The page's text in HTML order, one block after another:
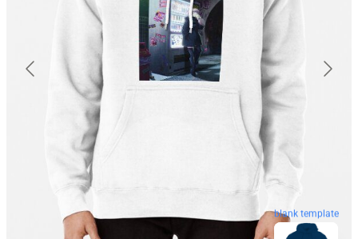
blank template